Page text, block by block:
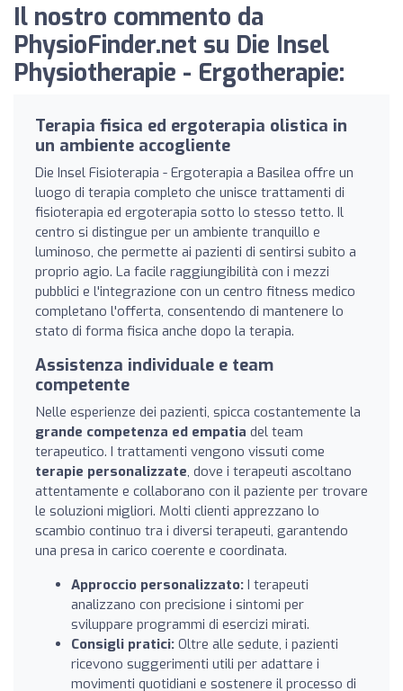
Il nostro commento da
PhysioFinder.net su Die Insel
Physiotherapie - Ergotherapie:
Terapia fisica ed ergoterapia olistica in
un ambiente accogliente
Die Insel Fisioterapia - Ergoterapia a Basilea offre un
luogo di terapia completo che unisce trattamenti di
fisioterapia ed ergoterapia sotto lo stesso tetto. Il
centro si distingue per un ambiente tranquillo e
luminoso, che permette ai pazienti di sentirsi subito a
proprio agio. La facile raggiungibilità con i mezzi
pubblici e l'integrazione con un centro fitness medico
completano l'offerta, consentendo di mantenere lo
stato di forma fisica anche dopo la terapia.
Assistenza individuale e team
competente
Nelle esperienze dei pazienti, spicca costantemente la
grande competenza ed empatia del team
terapeutico. I trattamenti vengono vissuti come
terapie personalizzate, dove i terapeuti ascoltano
attentamente e collaborano con il paziente per trovare
le soluzioni migliori. Molti clienti apprezzano lo
scambio continuo tra i diversi terapeuti, garantendo
una presa in carico coerente e coordinata.
Approccio personalizzato: I terapeuti
analizzano con precisione i sintomi per
sviluppare programmi di esercizi mirati.
Consigli pratici: Oltre alle sedute, i pazienti
ricevono suggerimenti utili per adattare i
movimenti quotidiani e sostenere il processo di